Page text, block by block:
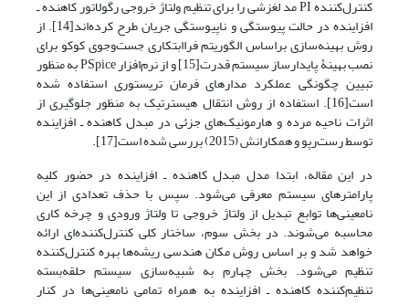
کنترل‌کننده PI مد لغزشی را برای تنظیم ولتاژ خروجی رگولاتور کاهنده ـ
افزاینده در حالت پیوستگی و ناپیوستگی جریان طرح کرده‌اند[14]. از
روش بهینه‌سازی براساس الگوریتم فراابتکاری جست‌وجوی کوکو برای
نصب بهینۀ پایدارساز سیستم قدرت[15] و از نرم‌افزار PSpice به منظور
تبیین چگونگی عملکرد مدارهای فرمان تریستوری استفاده شده
است[16]. استفاده از روش انتقال هیسترتیک به منظور جلوگیری از
اثرات ناحیه مرده و هارمونیک‌های جزئی در مبدل کاهنده ـ افزاینده
توسط رست‌رپو و همکارانش (2015) بررسی شده است[17].
در این مقاله، ابتدا مدل مبدل کاهنده ـ افزاینده در حضور کلیه
پارامترهای سیستم معرفی می‌شود. سپس با حذف تعدادی از این
نامعینی‌ها توابع تبدیل از ولتاژ خروجی تا ولتاژ ورودی و چرخه کاری
محاسبه می‌شوند. در بخش سوم، ساختار کلی کنترل‌کننده‌ای ارائه
خواهد شد و بر اساس روش مکان هندسی ریشه‌ها بهره کنترل‌کننده
تنظیم می‌شود. بخش چهارم به شبیه‌سازی سیستم حلقه‌بسته
تنظیم‌کننده کاهنده ـ افزاینده به همراه تمامی نامعینی‌ها در کنار